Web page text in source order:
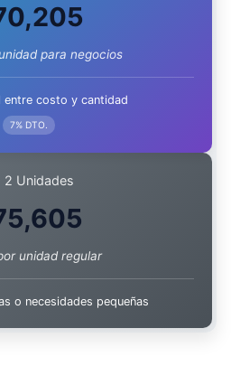
para negocios
entre costo y cantidad
7% DTO.
2 Unidades
unidad regular
o necesidades pequeñas